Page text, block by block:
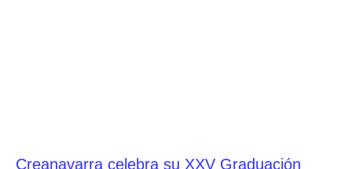
Creanavarra celebra su XXV Graduación